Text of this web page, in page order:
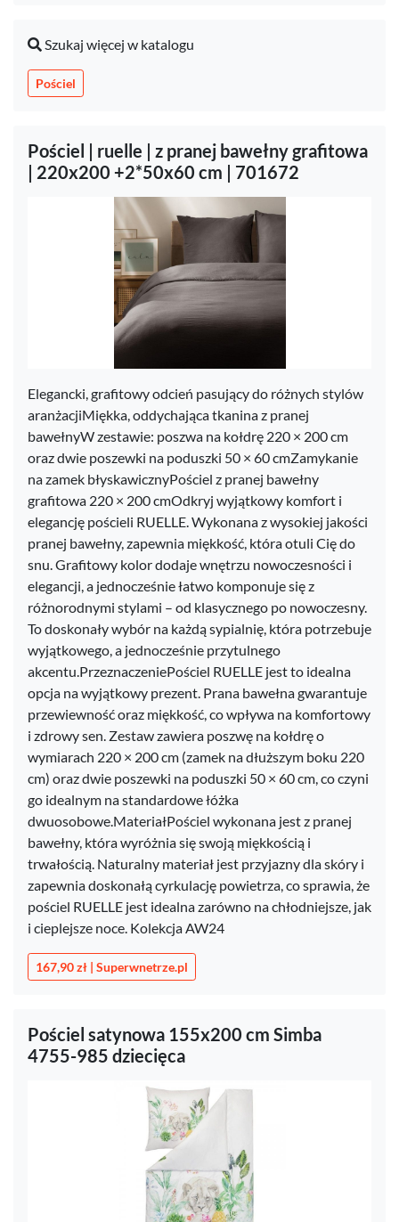
Szukaj więcej w katalogu
Pościel
Pościel | ruelle | z pranej bawełny grafitowa
| 220x200 +2*50x60 cm | 701672
Elegancki, grafitowy odcień pasujący do różnych stylów
aranżacjiMiękka, oddychająca tkanina z pranej
bawełnyW zestawie: poszwa na kołdrę 220 × 200 cm
oraz dwie poszewki na poduszki 50 × 60 cmZamykanie
na zamek błyskawicznyPościel z pranej bawełny
grafitowa 220 × 200 cmOdkryj wyjątkowy komfort i
elegancję pościeli RUELLE. Wykonana z wysokiej jakości
pranej bawełny, zapewnia miękkość, która otuli Cię do
snu. Grafitowy kolor dodaje wnętrzu nowoczesności i
elegancji, a jednocześnie łatwo komponuje się z
różnorodnymi stylami – od klasycznego po nowoczesny.
To doskonały wybór na każdą sypialnię, która potrzebuje
wyjątkowego, a jednocześnie przytulnego
akcentu.PrzeznaczeniePościel RUELLE jest to idealna
opcja na wyjątkowy prezent. Prana bawełna gwarantuje
przewiewność oraz miękkość, co wpływa na komfortowy
i zdrowy sen. Zestaw zawiera poszwę na kołdrę o
wymiarach 220 × 200 cm (zamek na dłuższym boku 220
cm) oraz dwie poszewki na poduszki 50 × 60 cm, co czyni
go idealnym na standardowe łóżka
dwuosobowe.MateriałPościel wykonana jest z pranej
bawełny, która wyróżnia się swoją miękkością i
trwałością. Naturalny materiał jest przyjazny dla skóry i
zapewnia doskonałą cyrkulację powietrza, co sprawia, że
pościel RUELLE jest idealna zarówno na chłodniejsze, jak
i cieplejsze noce. Kolekcja AW24
167,90 zł | Superwnetrze.pl
Pościel satynowa 155x200 cm Simba
4755-985 dziecięca